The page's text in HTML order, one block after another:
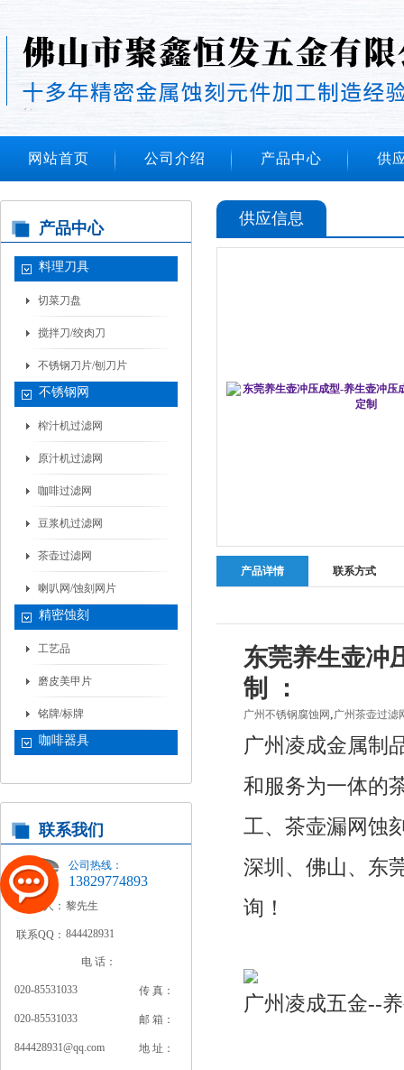
网站首页 公司介绍 产品中心 供
产品中心
料理刀具
切菜刀盘
搅拌刀/绞肉刀
不锈钢刀片/刨刀片
不锈钢网
榨汁机过滤网
原汁机过滤网
咖啡过滤网
豆浆机过滤网
茶壶过滤网
喇叭网/蚀刻网片
精密蚀刻
工艺品
磨皮美甲片
铭牌/标牌
咖啡器具
联系我们
公司热线：
13829774893
联系人： 黎先生
联系QQ： 844428931
电 话：
020-85531033 传 真：
020-85531033 邮 箱：
844428931@qq.com 地 址：
供应信息
产品详情 联系方式
东莞养生壶冲
制 ：
广州不锈钢腐蚀网 ,广州茶壶过滤
广州凌成金属制
和服务为一体的
工、茶壶漏网蚀
深圳、佛山、东
询！
广州凌成五金--